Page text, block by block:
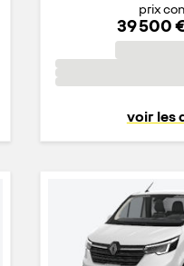
prix
39 500
voir les